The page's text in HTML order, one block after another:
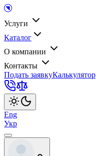
Услуги
Каталог
О компании
Контакты
Подать заявкуКалькулятор
Eng
Укр